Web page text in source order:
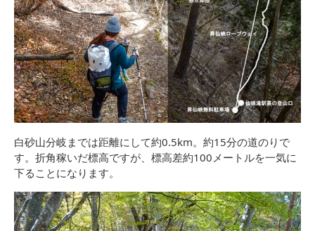
白砂山分岐までは距離にして約0.5km。約15分の道のりで
す。折角稼いだ標高ですが、標高差約100メートルを一気に
下ることになります。